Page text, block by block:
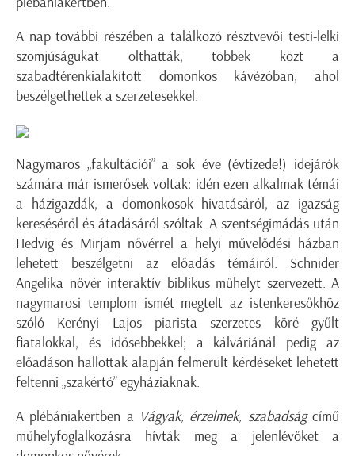
A nap további részében a találkozó résztvevői testi-lelki
szomjúságukat olthatták, többek közt a
szabadtérenkialakított domonkos kávézóban, ahol
beszélgethettek a szerzetesekkel.
Nagymaros „fakultációi” a sok éve (évtizede!) idejárók
számára már ismerősek voltak: idén ezen alkalmak témái
a házigazdák, a domonkosok hivatásáról, az igazság
kereséséről és átadásáról szóltak. A szentségimádás után
Hedvig és Mirjam nővérrel a helyi művelődési házban
lehetett beszélgetni az előadás témáiról. Schnider
Angelika nővér interaktív biblikus műhelyt szervezett. A
nagymarosi templom ismét megtelt az istenkeresőkhöz
szóló Kerényi Lajos piarista szerzetes köré gyűlt
fiatalokkal, és idősebbekkel; a kálváriánál pedig az
előadáson hallottak alapján felmerült kérdéseket lehetett
feltenni „szakértő” egyháziaknak.
A plébániakertben a Vágyak, érzelmek, szabadságcímű
műhelyfoglalkozásra hívták meg a jelenlévőket a